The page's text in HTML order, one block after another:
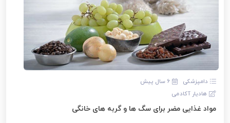
دامپزشکی
6 سال پیش
هادیار آکادمی
مواد غذایی مضر برای سگ ها و گربه های خانگی